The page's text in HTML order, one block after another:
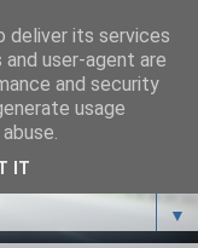
▼
deliver its services
user-agent are
and security
usage
IT